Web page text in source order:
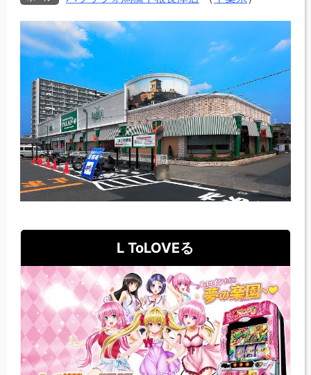
L ToLOVEる